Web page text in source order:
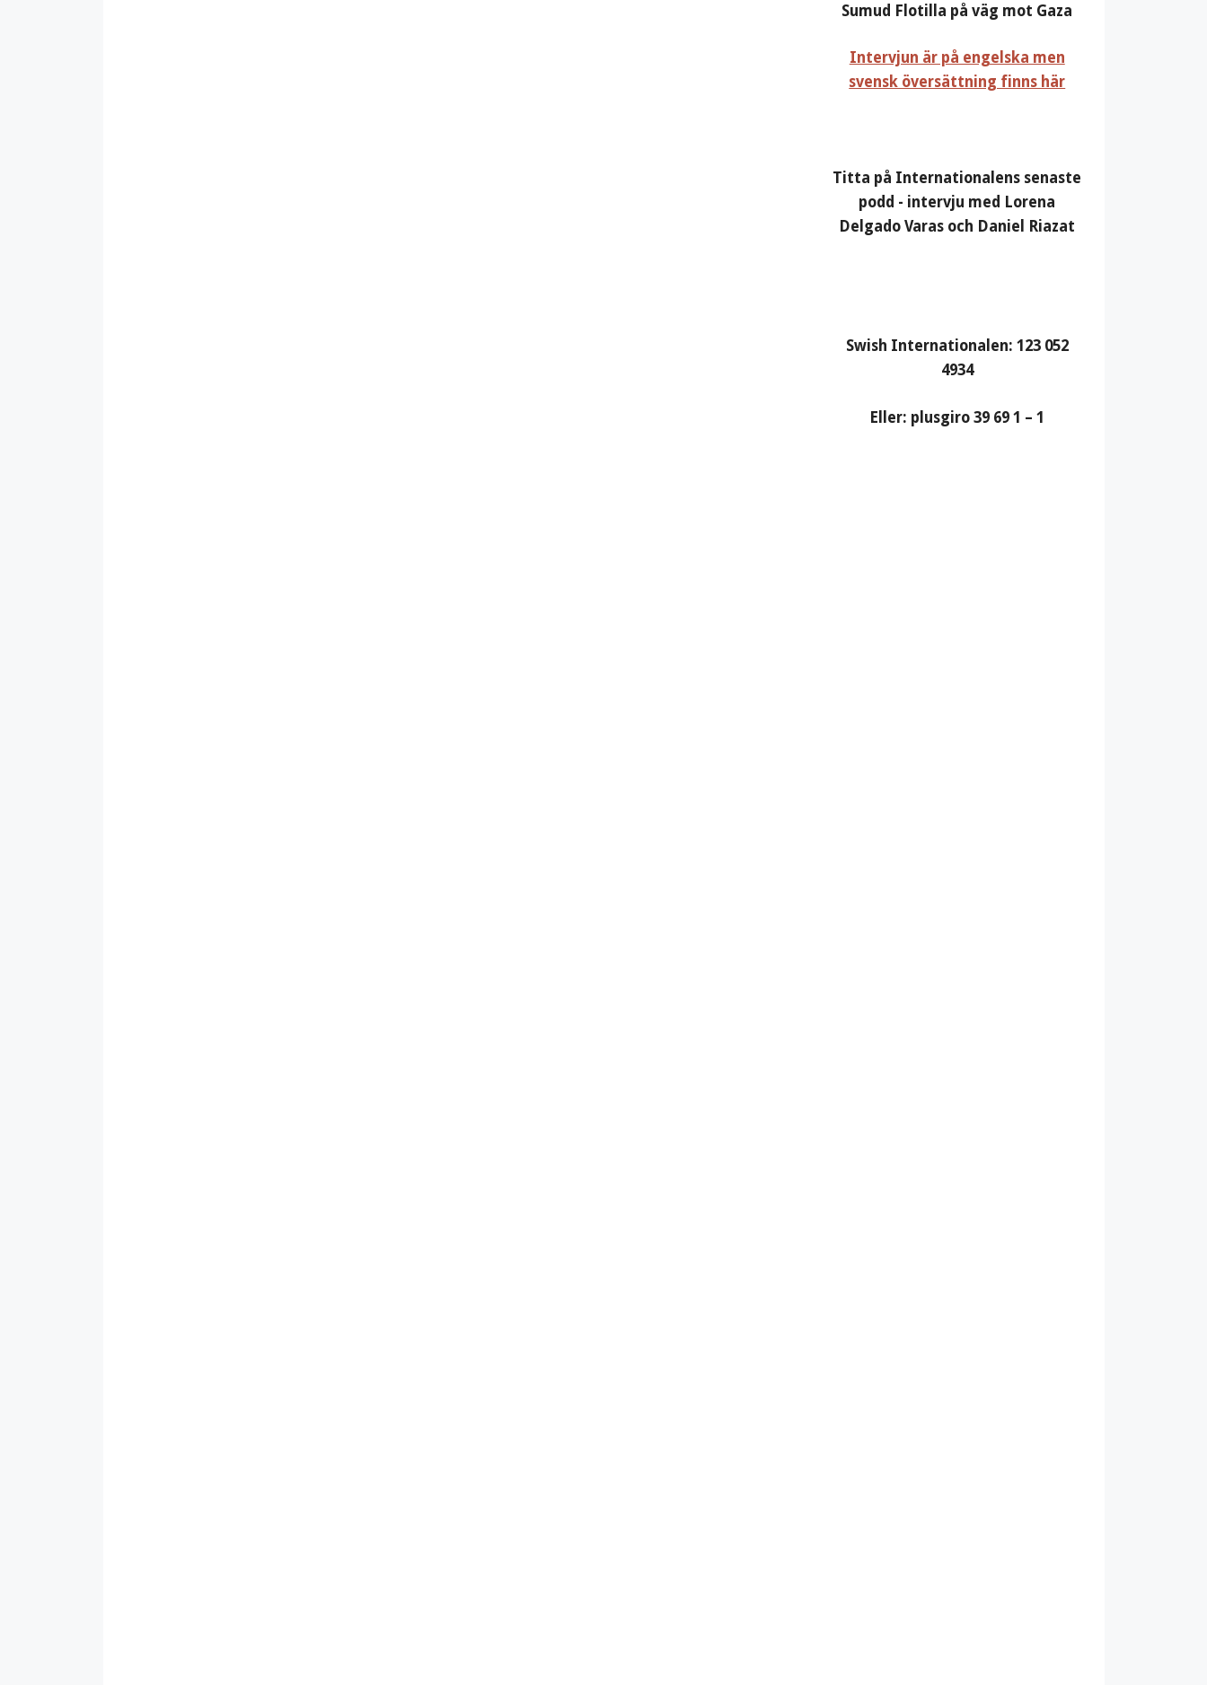
Sumud Flotilla på väg mot Gaza
Intervjun är på engelska men
svensk översättning finns här
Titta på Internationalens senaste
podd - intervju med Lorena
Delgado Varas och Daniel Riazat
Swish Internationalen: 123 052
4934
Eller: plusgiro 39 69 1 – 1